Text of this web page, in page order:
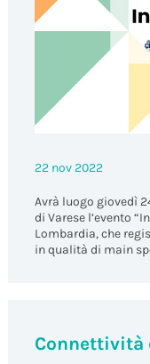
22 nov 2022
Avrà luogo giovedì
di Varese l’evento
Lombardia, che
in qualità di main
Connettività